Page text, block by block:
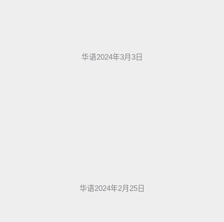
华语2024年3月3日
华语2024年2月25日